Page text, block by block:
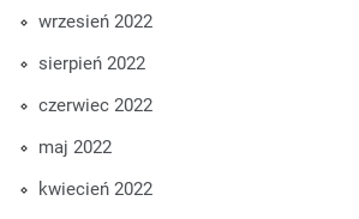
wrzesień 2022
sierpień 2022
czerwiec 2022
maj 2022
kwiecień 2022